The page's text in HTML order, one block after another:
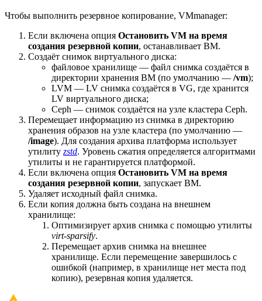
Чтобы выполнить резервное копирование, VMmanager:
Если включена опция Остановить VM на время
создания резервной копии, останавливает ВМ.
Cоздаёт снимок виртуального диска:
файловое хранилище — файл снимка создаётся в
директории хранения ВМ (по умолчанию — /vm);
LVM — LV снимка создаётся в VG, где хранится
LV виртуального диска;
Ceph — снимок создаётся на узле кластера Ceph.
Перемещает информацию из снимка в директорию
хранения образов на узле кластера (по умолчанию —
/image). Для создания архива платформа использует
утилиту zstd. Уровень сжатия определяется алгоритмами
утилиты и не гарантируется платформой.
Если включена опция Остановить VM на время
создания резервной копии, запускает ВМ.
Удаляет исходный файл снимка.
Если копия должна быть создана на внешнем
хранилище:
Оптимизирует архив снимка с помощью утилиты
virt-sparsify.
Перемещает архив снимка на внешнее
хранилище. Если перемещение завершилось с
ошибкой (например, в хранилище нет места под
копию), резервная копия удаляется.